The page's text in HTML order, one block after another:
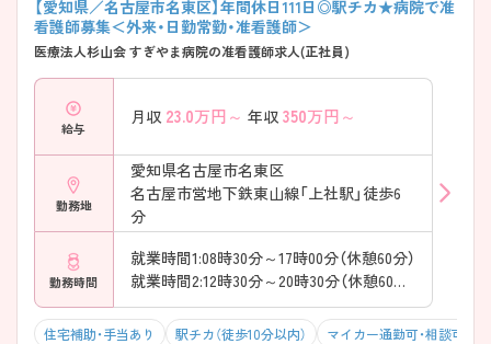
【愛知県／名古屋市名東区】年間休日111日◎駅チカ★病院で准
看護師募集＜外来・日勤常勤・准看護師＞
医療法人杉山会 すぎやま病院の准看護師求人(正社員)
給与
月収 23.0万円～ 年収 350万円～
勤務地
愛知県名古屋市名東区
名古屋市営地下鉄東山線「上社駅」徒歩6
分
勤務時間
就業時間1:08時30分～17時00分（休憩60分）
就業時間2:12時30分～20時30分（休憩60分）
住宅補助・手当あり 駅チカ（徒歩10分以内） マイカー通勤可・相談可